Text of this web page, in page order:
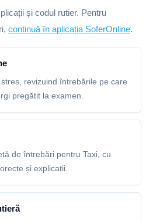
și codul rutier. Pentru
continuă în aplicația SoferOnline.
revizuind întrebările pe care
pregătit la examen.
de întrebări pentru Taxi, cu
și explicații.